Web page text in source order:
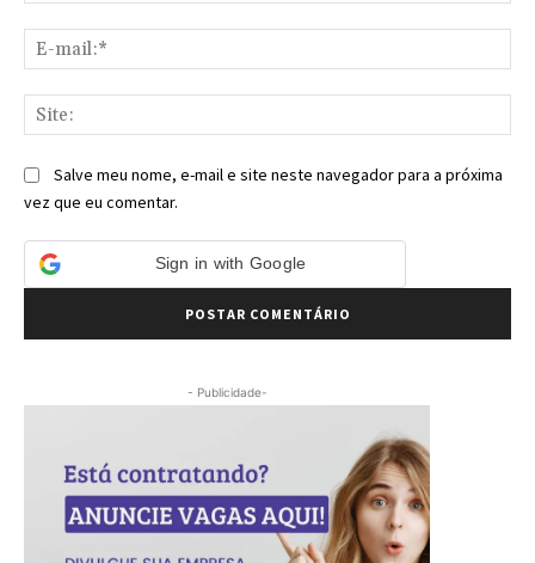
Salve meu nome, e-mail e site neste navegador para a próxima
vez que eu comentar.
Sign in with Google
- Publicidade-